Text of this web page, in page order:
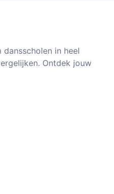
in heel
Ontdek jouw